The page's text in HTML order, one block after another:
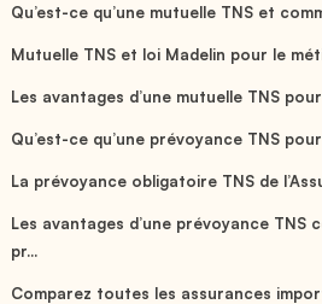
Qu’est-ce qu’une mutuelle TNS et
Mutuelle TNS et loi Madelin pour le
Les avantages d’une mutuelle TNS
Qu’est-ce qu’une prévoyance TNS
La prévoyance obligatoire TNS de
Les avantages d’une prévoyance TNS
pr...
Comparez toutes les assurances